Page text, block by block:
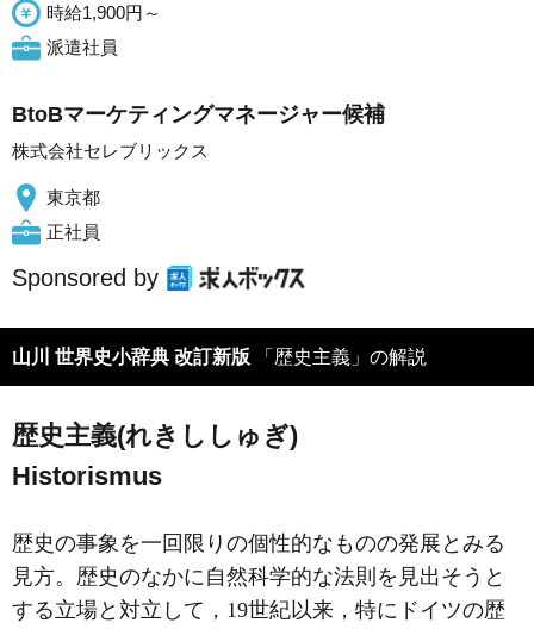
時給1,900円～
派遣社員
BtoBマーケティングマネージャー候補
株式会社セレブリックス
東京都
正社員
Sponsored by
山川 世界史小辞典 改訂新版 「歴史主義」の解説
歴史主義(れきししゅぎ)
Historismus
歴史の事象を一回限りの個性的なものの発展とみる
見方。歴史のなかに自然科学的な法則を見出そうと
する立場と対立して，19世紀以来，特にドイツの歴